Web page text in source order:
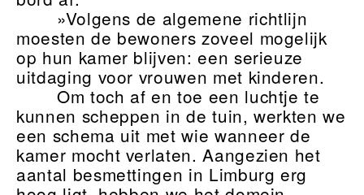
»Volgens de algemene richtlijn
moesten de bewoners zoveel mogelijk
op hun kamer blijven: een serieuze
uitdaging voor vrouwen met kinderen.
Om toch af en toe een luchtje te
kunnen scheppen in de tuin, werkten we
een schema uit met wie wanneer de
kamer mocht verlaten. Aangezien het
aantal besmettingen in Limburg erg